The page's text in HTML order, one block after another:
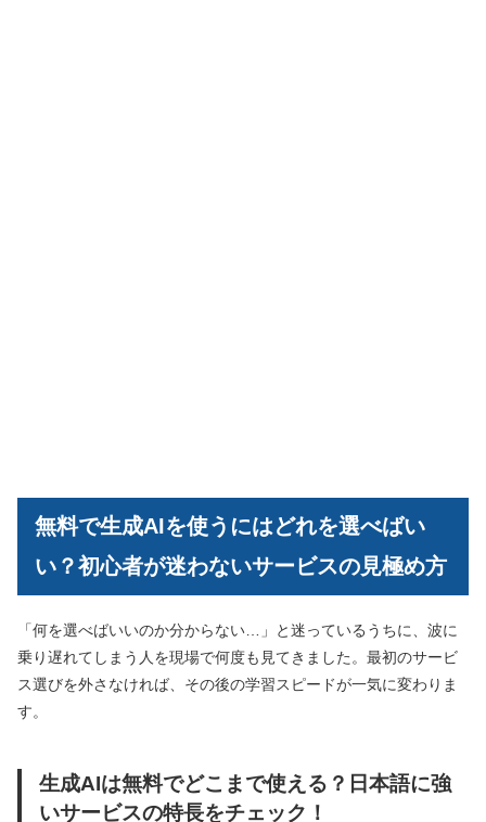
無料で生成AIを使うにはどれを選べばい
い？初心者が迷わないサービスの見極め方
「何を選べばいいのか分からない…」と迷っているうちに、波に
乗り遅れてしまう人を現場で何度も見てきました。最初のサービ
ス選びを外さなければ、その後の学習スピードが一気に変わりま
す。
生成AIは無料でどこまで使える？日本語に強
いサービスの特長をチェック！